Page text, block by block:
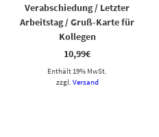
Verabschiedung / Letzter
Arbeitstag / Gruß-Karte für
Kollegen
10,99€
Enthält 19% MwSt.
zzgl. Versand